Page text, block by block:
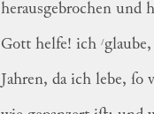
herausgebrochen und
Gott helfe! ich /
Jahren, da ich lebe, ſo